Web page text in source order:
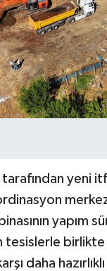
yeni
yapım
tesislerle birlikte
daha